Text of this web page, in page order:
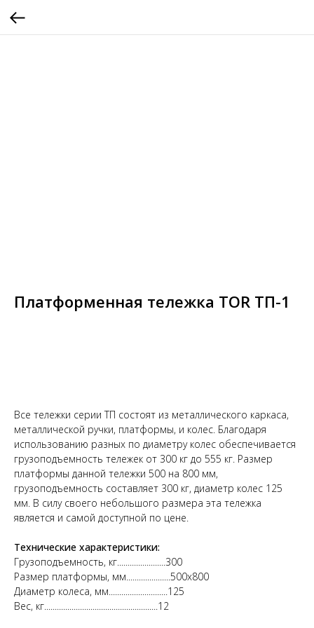
Платформенная тележка TOR ТП-1
Все тележки серии ТП состоят из металлического каркаса,
металлической ручки, платформы, и колес. Благодаря
использованию разных по диаметру колес обеспечивается
грузоподъемность тележек от 300 кг до 555 кг. Размер
платформы данной тележки 500 на 800 мм,
грузоподъемность составляет 300 кг, диаметр колес 125
мм. В силу своего небольшого размера эта тележка
является и самой доступной по цене.
Технические характеристики:
Грузоподъемность, кг.......................300
Размер платформы, мм.....................500х800
Диаметр колеса, мм............................125
Вес, кг......................................................12